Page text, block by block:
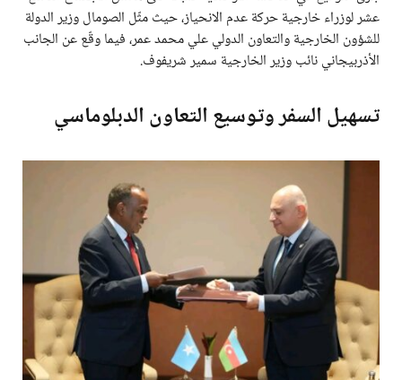
عشر لوزراء خارجية حركة عدم الانحياز، حيث مثّل الصومال وزير الدولة
للشؤون الخارجية والتعاون الدولي علي محمد عمر، فيما وقّع عن الجانب
الأذربيجاني نائب وزير الخارجية سمير شريفوف.
تسهيل السفر وتوسيع التعاون الدبلوماسي